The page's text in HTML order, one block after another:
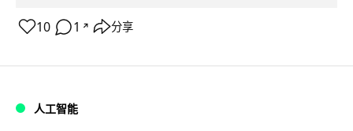
10 1 ↗ 分享
人工智能